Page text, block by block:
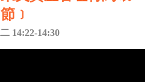
節﹞
14:22-14:30